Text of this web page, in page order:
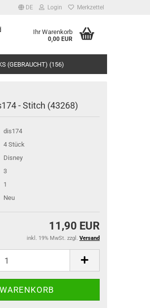
DE Login Merkzettel
Ihr Warenkorb
0,00 EUR
(GEBRAUCHT) (156)
- Stitch (43268)
dis174
4 Stück
Disney
3
1
Neu
11,90 EUR
inkl. 19% MwSt. zzgl. Versand